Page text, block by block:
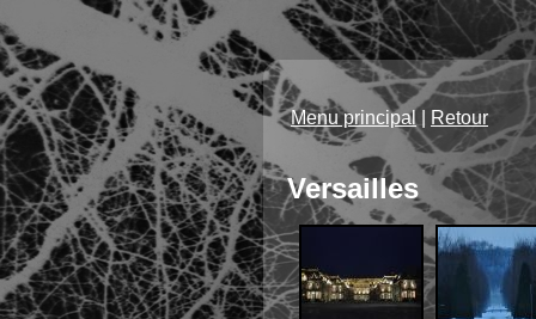
Menu principal Retour
Versailles